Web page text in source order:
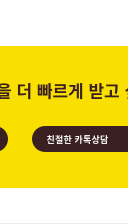
더 빠르게 받고
친절한 카톡상담